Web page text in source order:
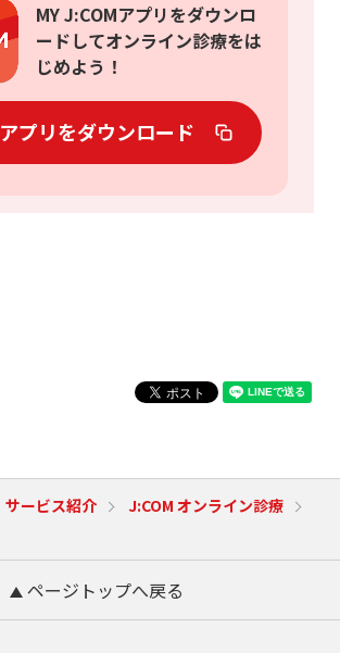
MY J:COMアプリをダウンロ
ードしてオンライン診療をは
じめよう！
アプリをダウンロード
サービス紹介
J:COM オンライン診療
ページトップへ戻る